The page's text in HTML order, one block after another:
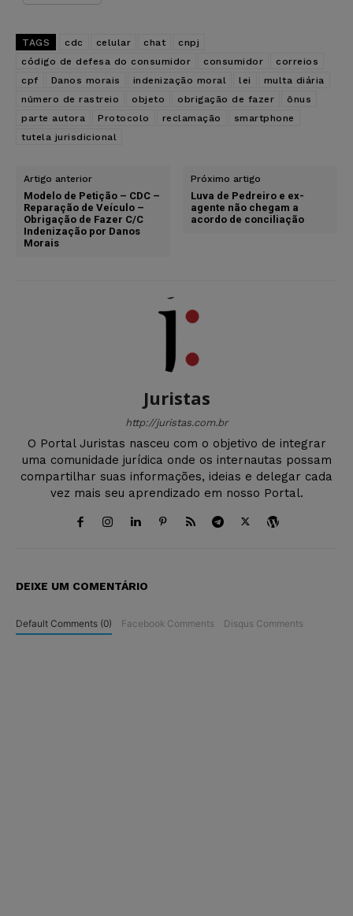
TAGS cdc celular chat
cnpj
código de defesa do consumidor
consumidor
correios
cpf
Danos morais indenização moral lei
multa diária
número de rastreio
objeto obrigação de fazer
ônus
parte autora
Protocolo reclamação
smartphone
tutela jurisdicional
Artigo anterior
Modelo de Petição – CDC –
Reparação de Veículo –
Obrigação de Fazer C/C
Indenização por Danos
Morais
Próximo artigo
Luva de Pedreiro e ex-
agente não chegam a
acordo de conciliação
Juristas
http://juristas.com.br
O Portal Juristas nasceu com o objetivo de integrar
uma comunidade jurídica onde os internautas possam
compartilhar suas informações, ideias e delegar cada
vez mais seu aprendizado em nosso Portal.
DEIXE UM COMENTÁRIO
Default Comments (0) Facebook Comments Disqus Comments